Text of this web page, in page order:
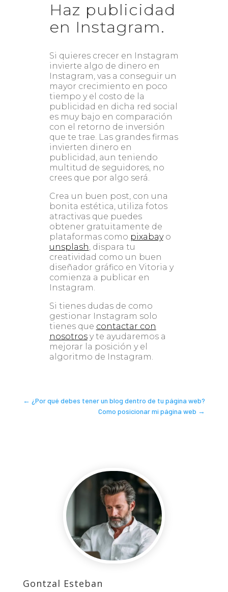
Haz publicidad
en Instagram.
Si quieres crecer en Instagram
invierte algo de dinero en
Instagram, vas a conseguir un
mayor crecimiento en poco
tiempo y el costo de la
publicidad en dicha red social
es muy bajo en comparación
con el retorno de inversión
que te trae. Las grandes firmas
invierten dinero en
publicidad, aun teniendo
multitud de seguidores, no
crees que por algo será.
Crea un buen post, con una
bonita estética, utiliza fotos
atractivas que puedes
obtener gratuitamente de
plataformas como pixabayo
unsplash , dispara tu
creatividad como un buen
diseñador gráfico en Vitoria y
comienza a publicar en
Instagram.
Si tienes dudas de como
gestionar Instagram solo
tienes que contactar con
nosotrosy te ayudaremos a
mejorar la posición y el
algoritmo de Instagram.
← ¿Por qué debes tener un blog dentro de tu página web?
Como posicionar mi página web →
Gontzal Esteban